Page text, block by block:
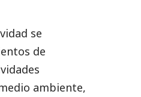
se
de
ambiente,